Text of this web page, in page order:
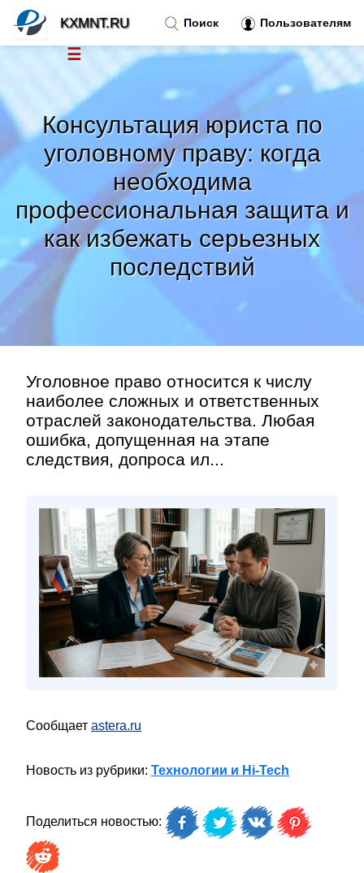
Консультация юриста по
уголовному праву: когда
необходима
профессиональная защита и
как избежать серьезных
последствий
Уголовное право относится к числу
наиболее сложных и ответственных
отраслей законодательства. Любая
ошибка, допущенная на этапе
следствия, допроса ил...
Сообщает astera.ru
Новость из рубрики: Технологии и Hi-Tech
Поделиться новостью:
Поиск Пользователям
KXMNT.RU
☰
Тренды новостей»
Правила »
Контакт